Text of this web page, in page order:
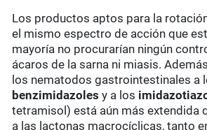
Los productos aptos para la
el mismo espectro de acción que
mayoría no procurarían ningún
ácaros de la sarna ni miasis.
los nematodos gastrointestinales a
benzimidazoles y a los
tetramisol) está aún más extendida
a las lactonas macrocíclicas, tanto